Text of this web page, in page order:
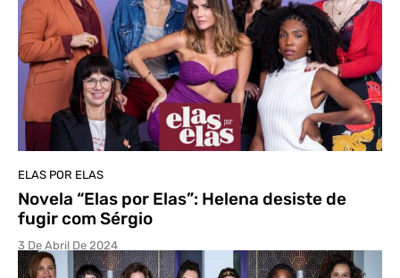
ELAS POR ELAS
Novela “Elas por Elas”: Helena desiste de
fugir com Sérgio
3 De Abril De 2024